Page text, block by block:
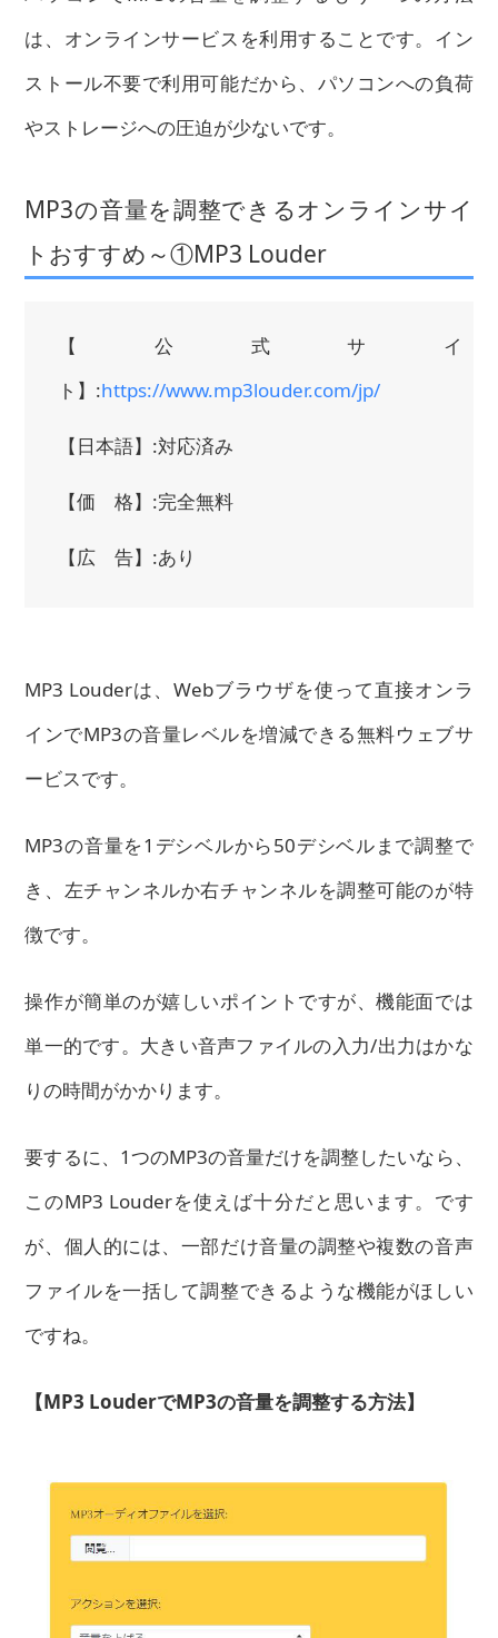
は、オンラインサービスを利用することです。イン
ストール不要で利用可能だから、パソコンへの負荷
やストレージへの圧迫が少ないです。
MP3の音量を調整できるオンラインサイ
トおすすめ～①MP3 Louder
【公式サイ
ト】:https://www.mp3louder.com/jp/
【日本語】:対応済み
【価 格】:完全無料
【広 告】:あり
MP3 Louderは、Webブラウザを使って直接オンラ
インでMP3の音量レベルを増減できる無料ウェブサ
ービスです。
MP3の音量を1デシベルから50デシベルまで調整で
き、左チャンネルか右チャンネルを調整可能のが特
徴です。
操作が簡単のが嬉しいポイントですが、機能面では
単一的です。大きい音声ファイルの入力/出力はかな
りの時間がかかります。
要するに、1つのMP3の音量だけを調整したいなら、
このMP3 Louderを使えば十分だと思います。です
が、個人的には、一部だけ音量の調整や複数の音声
ファイルを一括して調整できるような機能がほしい
ですね。
【MP3 LouderでMP3の音量を調整する方法】